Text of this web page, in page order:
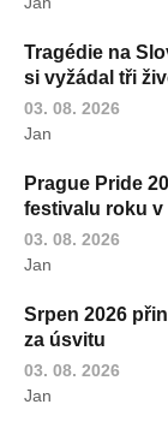
Tragédie na
si vyžádal tři
03. 08. 2026
Jan
Prague Pride
festivalu roku v
03. 08. 2026
Jan
Srpen 2026
za úsvitu
03. 08. 2026
Jan